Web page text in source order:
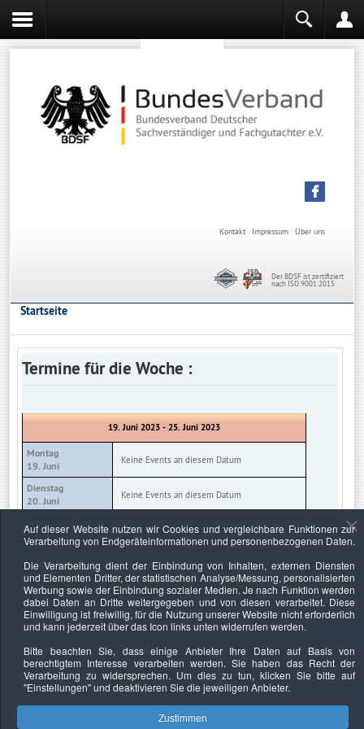
Über uns
Impressum
Kontakt
Der BDSF ist zertifiziert
nach ISO 9001:2015
Startseite
Termine für die Woche :
19. Juni 2023 - 25. Juni 2023
Montag
19. Juni
Keine Events an diesem Datum
Dienstag
20. Juni
Keine Events an diesem Datum
Mittwoch
21. Juni
Keine Events an diesem Datum
22. Juni
Keine Events an diesem Datum
Freitag
23. Juni
Keine Events an diesem Datum
Samstag
Sonntag
25. Juni
Keine Events an diesem Datum
Auf dieser Website nutzen wir Cookies und vergleichbare Funktionen zur
Verarbeitung von Endgeräteinformationen und personenbezogenen Daten.
Die Verarbeitung dient der Einbindung von Inhalten, externen Diensten
und Elementen Dritter, der statistischen Analyse/Messung, personalisierten
Werbung sowie der Einbindung sozialer Medien. Je nach Funktion werden
dabei Daten an Dritte weitergegeben und von diesen verarbeitet. Diese
Einwilligung ist freiwillig, für die Nutzung unserer Website nicht erforderlich
und kann jederzeit über das Icon links unten widerrufen werden.
Bitte beachten Sie, dass einige Anbieter Ihre Daten auf Basis von
berechtigtem Interesse verarbeiten werden. Sie haben das Recht der
Verarbeitung zu widersprechen. Um dies zu tun, klicken Sie bitte auf
"Einstellungen"und deaktivieren Sie die jeweiligen Anbieter.
Zustimmen